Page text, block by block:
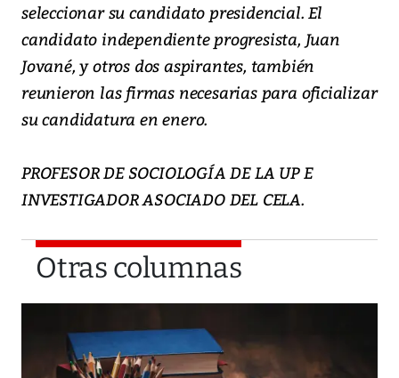
seleccionar su candidato presidencial. El
candidato independiente progresista, Juan
Jované, y otros dos aspirantes, también
reunieron las firmas necesarias para oficializar
su candidatura en enero.
PROFESOR DE SOCIOLOGÍA DE LA UP E
INVESTIGADOR ASOCIADO DEL CELA.
Otras columnas